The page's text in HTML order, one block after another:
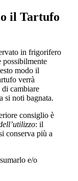
il Tartufo
in frigorifero
possibilmente
modo il
verrà
cambiare
si noti bagnata.
consiglio è
: il
conserva più a
e/o